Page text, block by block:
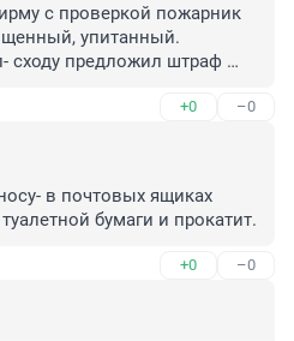
с проверкой пожарник
упитанный.
сходу предложил штраф
сможем- это невозможно по
противоречат одна
я не удивляюсь почему у
+0 –0
в почтовых ящиках
бумаги и прокатит.
+0 –0